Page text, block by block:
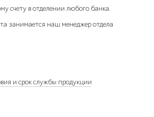
счету в отделении любого банка.
занимается наш менеджер отдела
и срок службы продукции